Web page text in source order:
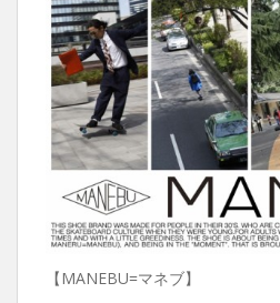
【MANEBU=マネブ】